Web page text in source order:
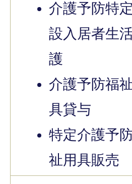
介護予防特
設入居者生
護
介護予防福
具貸与
特定介護予
祉用具販売